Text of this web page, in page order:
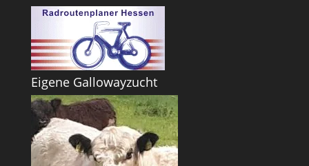
Eigene Gallowayzucht